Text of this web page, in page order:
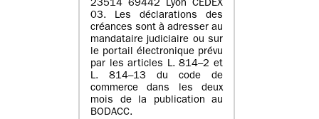
23514 69442 Lyon CEDEX
03. Les déclarations des
créances sont à adresser au
mandataire judiciaire ou sur
le portail électronique prévu
par les articles L. 814–2 et
L. 814–13 du code de
commerce dans les deux
mois de la publication au
BODACC.